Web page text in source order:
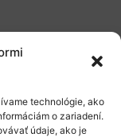
technológie, ako
o zariadení.
údaje, ako je
úlohu
Research and